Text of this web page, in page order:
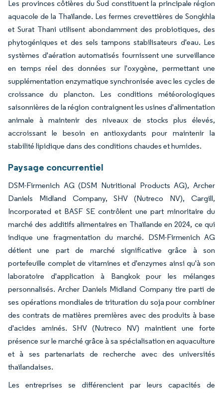
Les provinces côtières du Sud constituent la principale région
aquacole de la Thaïlande. Les fermes crevettières de Songkhla
et Surat Thani utilisent abondamment des probiotiques, des
phytogéniques et des sels tampons stabilisateurs d'eau. Les
systèmes d'aération automatisés fournissent une surveillance
en temps réel des données sur l'oxygène, permettant une
supplémentation enzymatique synchronisée avec les cycles de
croissance du plancton. Les conditions météorologiques
saisonnières de la région contraignent les usines d'alimentation
animale à maintenir des niveaux de stocks plus élevés,
accroissant le besoin en antioxydants pour maintenir la
stabilité lipidique dans des conditions chaudes et humides.
Paysage concurrentiel
DSM-Firmenich AG (DSM Nutritional Products AG), Archer
Daniels Midland Company, SHV (Nutreco NV), Cargill,
Incorporated et BASF SE contrôlent une part minoritaire du
marché des additifs alimentaires en Thaïlande en 2024, ce qui
indique une fragmentation du marché. DSM-Firmenich AG
détient une part de marché significative grâce à son
portefeuille complet de vitamines et d'enzymes ainsi qu'à son
laboratoire d'application à Bangkok pour les mélanges
personnalisés. Archer Daniels Midland Company tire parti de
ses opérations mondiales de trituration du soja pour combiner
des contrats de matières premières avec des produits à base
d'acides aminés. SHV (Nutreco NV) maintient une forte
présence sur le marché grâce à sa spécialisation en aquaculture
et à ses partenariats de recherche avec des universités
thaïlandaises.
Les entreprises se différencient par leurs capacités de